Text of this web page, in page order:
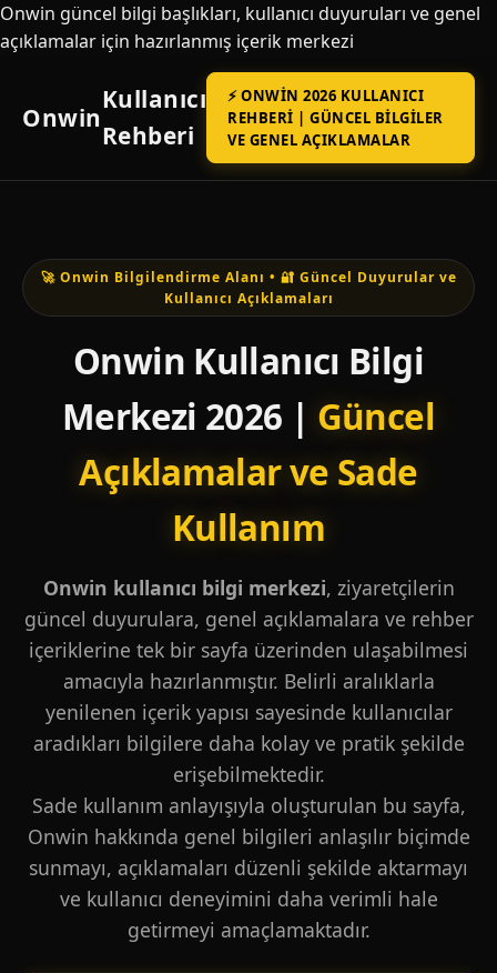
Onwin güncel bilgi başlıkları, kullanıcı duyuruları ve genel
açıklamalar için hazırlanmış içerik merkezi
Onwin
Kullanıcı
Rehberi
⚡ ONWIN 2026 KULLANICI
REHBERI | GÜNCEL BILGILER
VE GENEL AÇIKLAMALAR
🚀 Onwin Bilgilendirme Alanı • 🔐 Güncel Duyurular ve
Kullanıcı Açıklamaları
Onwin Kullanıcı Bilgi
Merkezi 2026 | Güncel
Açıklamalar ve Sade
Kullanım
Onwin kullanıcı bilgi merkezi, ziyaretçilerin
güncel duyurulara, genel açıklamalara ve rehber
içeriklerine tek bir sayfa üzerinden ulaşabilmesi
amacıyla hazırlanmıştır. Belirli aralıklarla
yenilenen içerik yapısı sayesinde kullanıcılar
aradıkları bilgilere daha kolay ve pratik şekilde
erişebilmektedir.
Sade kullanım anlayışıyla oluşturulan bu sayfa,
Onwin hakkında genel bilgileri anlaşılır biçimde
sunmayı, açıklamaları düzenli şekilde aktarmayı
ve kullanıcı deneyimini daha verimli hale
getirmeyi amaçlamaktadır.